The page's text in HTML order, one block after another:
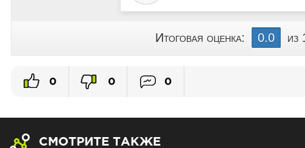
Итоговая оценка: 0.0 из
0 0 0
СМОТРИТЕ ТАКЖЕ